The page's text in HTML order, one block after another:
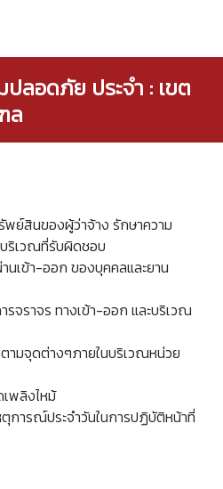
ลอดภัย ประจำ : เขต
ล
ย์สินของผู้ว่าจ้าง รักษาความ
ริเวณที่รับผิดชอบ
นเข้า-ออก ของบุคคลและยาน
รจราจร ทางเข้า-ออก และบริเวณ
ามจุดต่างๆภายในบริเวณหน่วย
พลิงไหม้
การณ์ประจำวันในการปฏิบัติหน้าที่